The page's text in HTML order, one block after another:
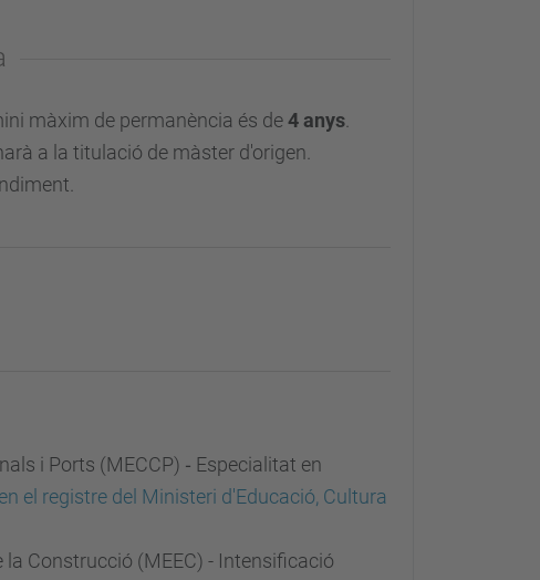
màxim de permanència és de4 anys
a la titulació de màster d'origen.
i Ports (MECCP) ‐ Especialitat en
el registre del Ministeri d'Educació, Cultura
Construcció (MEEC) - Intensificació